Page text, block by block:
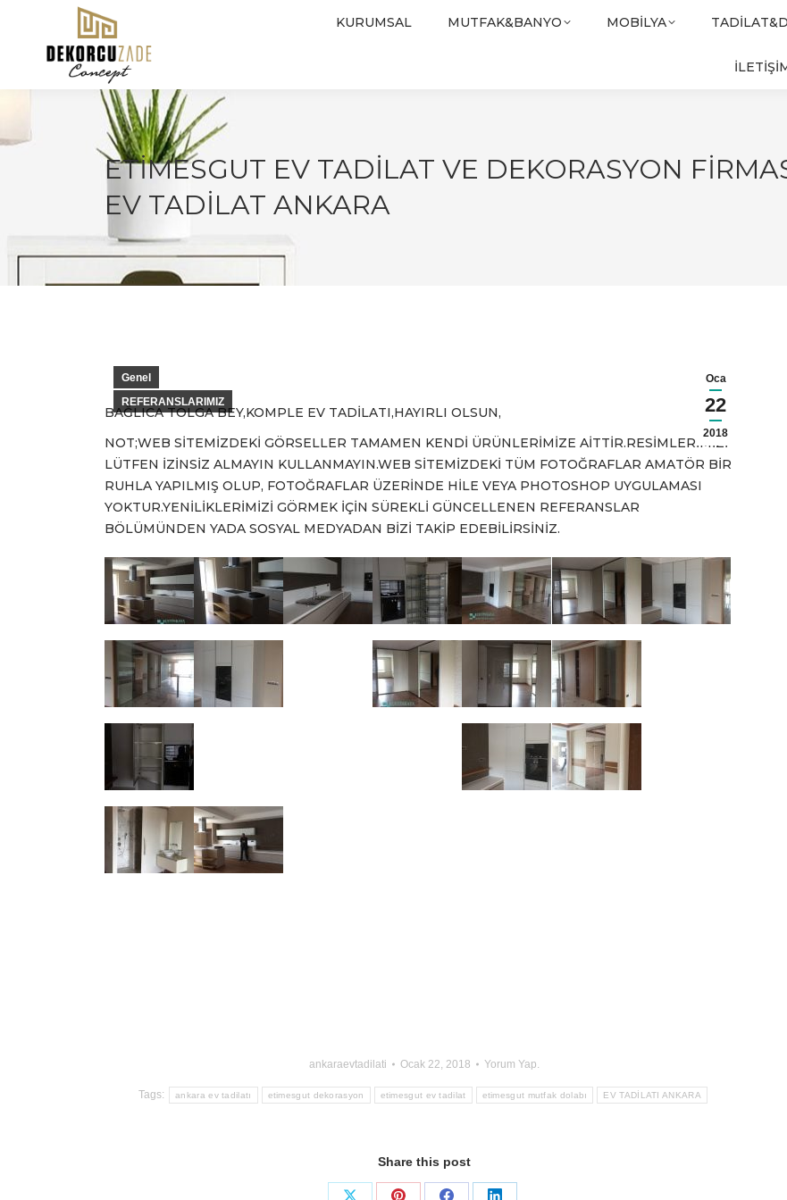
KURUMSAL MUTFAK&BANYO MOBILYA
ETIMESGUT EV TADILAT VE DEKORASYON
EV TADILAT ANKARA
Oca
22
2018
Genel
REFERANSLARIMIZ
BAĞLICA TOLGA BEY,KOMPLE EV TADİLATI,HAYIRLI OLSUN,
NOT;WEB SİTEMİZDEKİ GÖRSELLER TAMAMEN KENDİ ÜRÜNLERİMİZE AİTTİR.RESİMLERİMİZİ
LÜTFEN İZİNSİZ ALMAYIN KULLANMAYIN.WEB SİTEMİZDEKİ TÜM FOTOĞRAFLAR AMATÖR BİR
RUHLA YAPILMIŞ OLUP, FOTOĞRAFLAR ÜZERİNDE HİLE VEYA PHOTOSHOP UYGULAMASI
YOKTUR.YENİLİKLERİMİZİ GÖRMEK İÇİN SÜREKLİ GÜNCELLENEN REFERANSLAR
BÖLÜMÜNDEN YADA SOSYAL MEDYADAN BİZİ TAKİP EDEBİLİRSİNİZ.
ankaraevtadilati Ocak 22, 2018 Yorum Yap.
Tags: ankara ev tadilatı etimesgut dekorasyon etimesgut ev tadilat etimesgut mutfak dolabı EV TADİLATI ANKARA
Share this post